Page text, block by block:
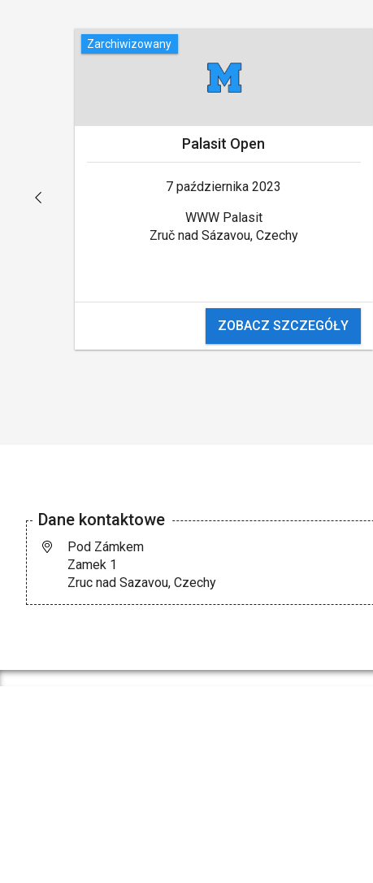
Zarchiwizowany
Palasit Open
7 października 2023
WWW Palasit
Zruč nad Sázavou, Czechy
ZOBACZ SZCZEGÓŁY
Dane kontaktowe
Pod Zámkem
Zamek 1
Zruc nad Sazavou, Czechy